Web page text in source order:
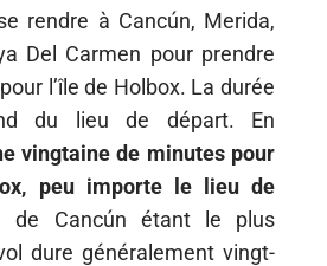
rendre à Cancún, Merida,
Del Carmen pour prendre
l’île de Holbox. La durée
du lieu de départ. En
vingtaine de minutes pour
peu importe le lieu de
de Cancún étant le plus
dure généralement vingt-